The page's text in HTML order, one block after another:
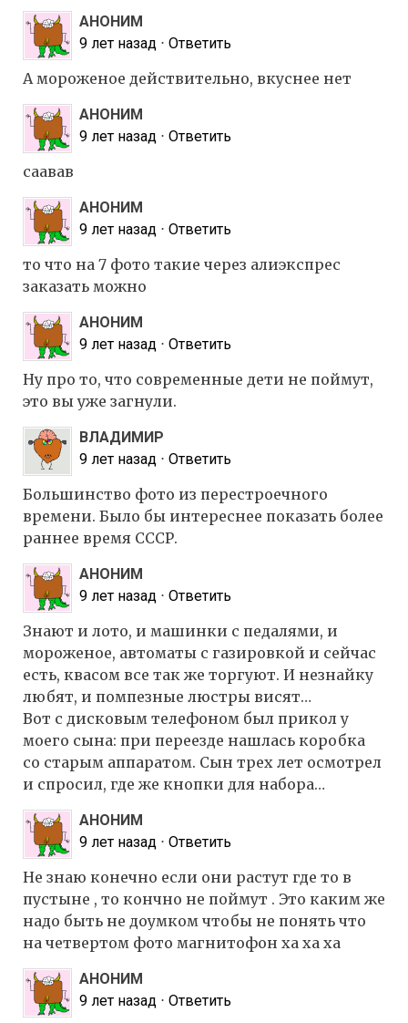
АНОНИМ
9 лет назад ⋅ Ответить
А мороженое действительно, вкуснее нет
АНОНИМ
9 лет назад ⋅ Ответить
саавав
АНОНИМ
9 лет назад ⋅ Ответить
то что на 7 фото такие через алиэкспрес
заказать можно
АНОНИМ
9 лет назад ⋅ Ответить
Ну про то, что современные дети не поймут,
это вы уже загнули.
ВЛАДИМИР
9 лет назад ⋅ Ответить
Большинство фото из перестроечного
времени. Было бы интереснее показать более
раннее время СССР.
АНОНИМ
9 лет назад ⋅ Ответить
Знают и лото, и машинки с педалями, и
мороженое, автоматы с газировкой и сейчас
есть, квасом все так же торгуют. И незнайку
любят, и помпезные люстры висят…
Вот с дисковым телефоном был прикол у
моего сына: при переезде нашлась коробка
со старым аппаратом. Сын трех лет осмотрел
и спросил, где же кнопки для набора…
АНОНИМ
9 лет назад ⋅ Ответить
Не знаю конечно если они растут где то в
пустыне , то кончно не поймут . Это каким же
надо быть не доумком чтобы не понять что
на четвертом фото магнитофон ха ха ха
АНОНИМ
9 лет назад ⋅ Ответить